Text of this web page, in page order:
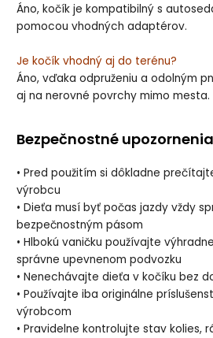
Áno, kočík je kompatibilný s
pomocou vhodných adaptérov.
Je kočík vhodný aj do terénu?
Áno, vďaka odpruženiu a odolným
aj na nerovné povrchy mimo mesta.
Bezpečnostné upozornenia
• Pred použitím si dôkladne
výrobcu
• Dieťa musí byť počas jazdy vždy
bezpečnostným pásom
• Hlbokú vaničku používajte
správne upevnenom podvozku
• Nenechávajte dieťa v kočíku bez
• Používajte iba originálne
výrobcom
• Pravidelne kontrolujte stav kolies,